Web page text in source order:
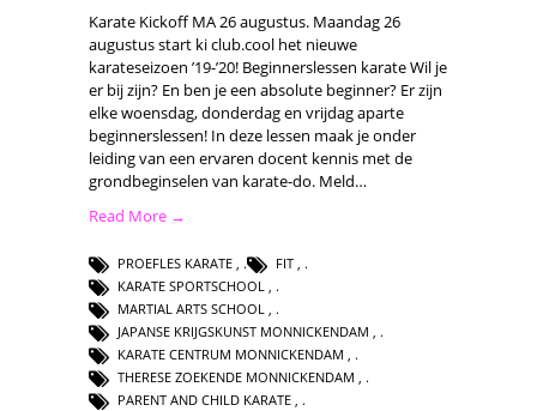
Karate Kickoff MA 26 augustus. Maandag 26
augustus start ki club.cool het nieuwe
karateseizoen ’19-’20! Beginnerslessen karate Wil je
er bij zijn? En ben je een absolute beginner? Er zijn
elke woensdag, donderdag en vrijdag aparte
beginnerslessen! In deze lessen maak je onder
leiding van een ervaren docent kennis met de
grondbeginselen van karate-do. Meld…
Read More →
PROEFLES KARATE FIT
KARATE SPORTSCHOOL
MARTIAL ARTS SCHOOL
JAPANSE KRIJGSKUNST MONNICKENDAM
KARATE CENTRUM MONNICKENDAM ,
THERESE ZOEKENDE MONNICKENDAM ,
PARENT AND CHILD KARATE ,